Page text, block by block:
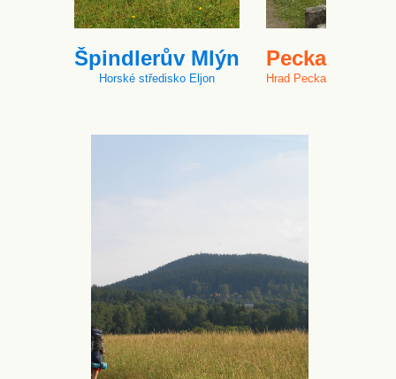
Špindlerův Mlýn
Horské středisko Eljon
Pecka
Hrad Pecka